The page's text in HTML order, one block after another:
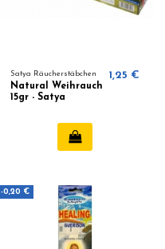
Satya Räucherstäbchen
Natural Weihrauch
15gr - Satya
1,25 €
-0,20 €